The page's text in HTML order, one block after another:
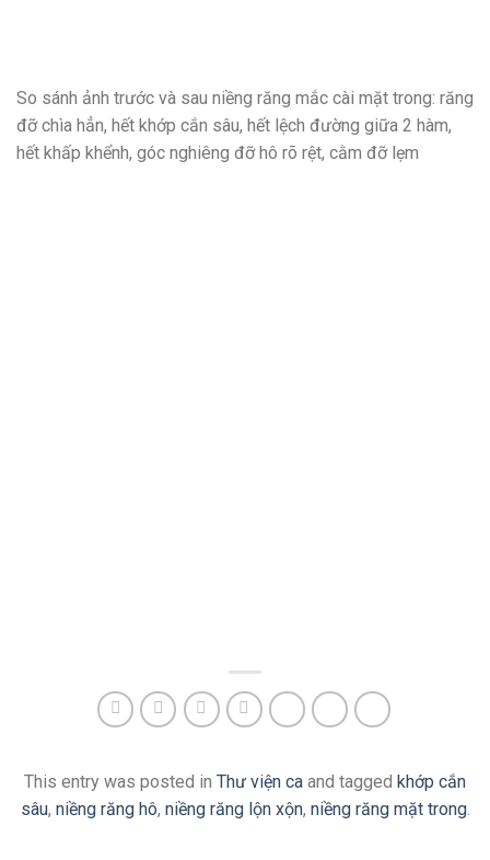
So sánh ảnh trước và sau niềng răng mắc cài mặt trong: răng
đỡ chìa hẳn, hết khớp cắn sâu, hết lệch đường giữa 2 hàm,
hết khấp khểnh, góc nghiêng đỡ hô rõ rệt, cằm đỡ lẹm
This entry was posted in Thư viện ca and tagged khớp cắn
sâu, niềng răng hô, niềng răng lộn xộn, niềng răng mặt trong.